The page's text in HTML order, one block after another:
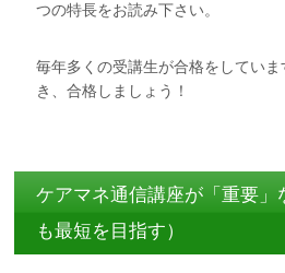
つの特長をお読み下さい。
毎年多くの受講生が合格をしてい
き、合格しましょう！
ケアマネ通信講座が「重要
も最短を目指す）